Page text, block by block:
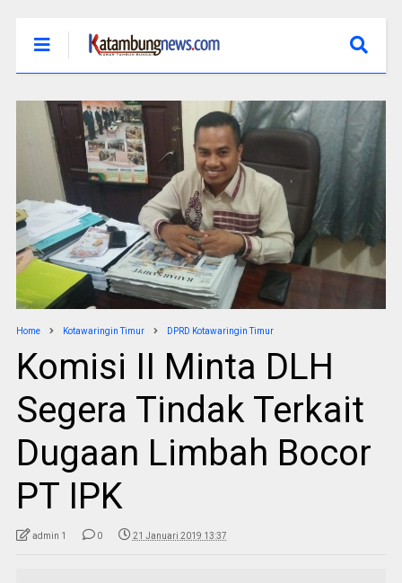
Home Kotawaringin Timur DPRD Kotawaringin Timur
Komisi II Minta DLH
Segera Tindak Terkait
Dugaan Limbah Bocor
PT IPK
admin 1 0 21 Januari 2019 13:37